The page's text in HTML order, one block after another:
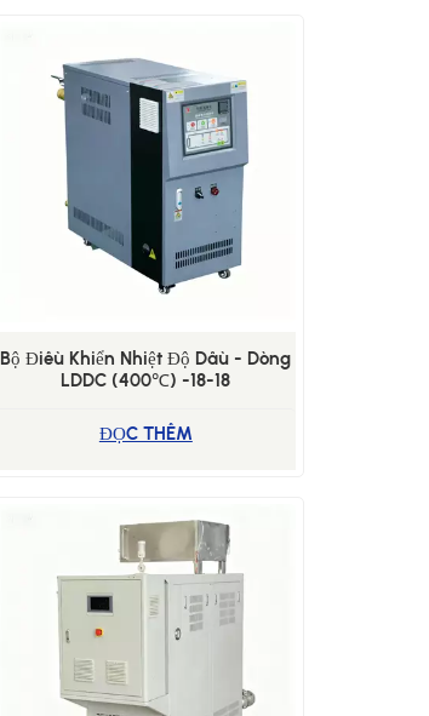
Bộ Điều Khiển Nhiệt Độ Dầu - Dòng
LDDC (400℃) -18-18
ĐỌC THÊM